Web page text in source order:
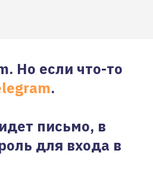
Но если что-то
.
письмо, в
для входа в